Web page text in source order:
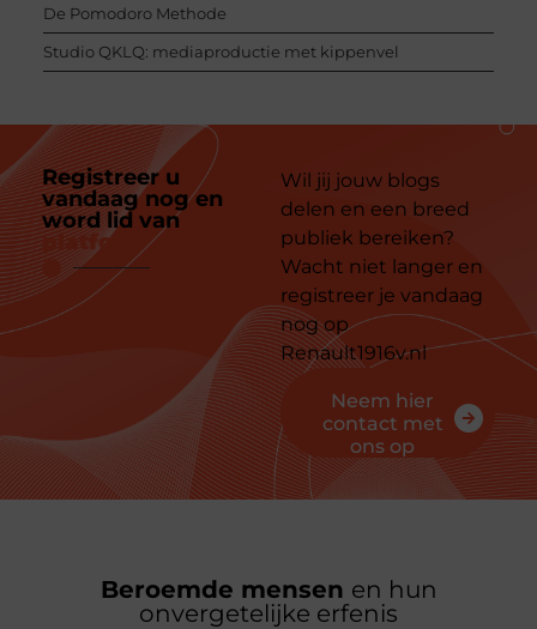
De Pomodoro Methode
Studio QKLQ: mediaproductie met kippenvel
Registreer u
vandaag nog en
word lid van
platform
Wil jij jouw blogs
delen en een breed
publiek bereiken?
Wacht niet langer en
registreer je vandaag
nog op
Renault1916v.nl
Neem hier
contact met
ons op
Beroemde mensen en hun
onvergetelijke erfenis